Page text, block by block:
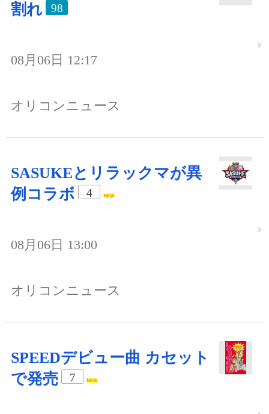
割れ
98
08月06日 12:17
オリコンニュース
SASUKEとリラックマが異
例コラボ
4
08月06日 13:00
オリコンニュース
SPEEDデビュー曲 カセット
で発売
7